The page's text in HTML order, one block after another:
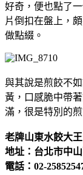
好奇，便也點了
片倒扣在盤上，
做點綴。
與其說是煎餃不
黃，口感脆中帶
滿，很是特別的
老牌山東水餃大王
地址：台北市中
電話：02-